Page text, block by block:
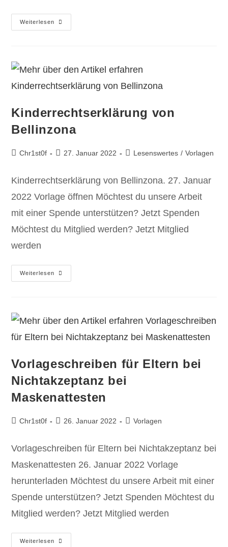
Weiterlesen
Kinderrechtserklärung von
Bellinzona
Chr1st0f 27. Januar 2022 Lesenswertes / Vorlagen
Kinderrechtserklärung von Bellinzona. 27. Januar
2022 Vorlage öffnen Möchtest du unsere Arbeit
mit einer Spende unterstützen? Jetzt Spenden
Möchtest du Mitglied werden? Jetzt Mitglied
werden
Weiterlesen
Vorlageschreiben für Eltern bei
Nichtakzeptanz bei
Maskenattesten
Chr1st0f 26. Januar 2022 Vorlagen
Vorlageschreiben für Eltern bei Nichtakzeptanz bei
Maskenattesten 26. Januar 2022 Vorlage
herunterladen Möchtest du unsere Arbeit mit einer
Spende unterstützen? Jetzt Spenden Möchtest du
Mitglied werden? Jetzt Mitglied werden
Weiterlesen